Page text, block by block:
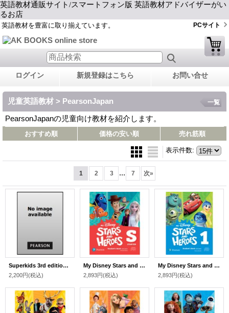
英語教材通販サイト/スマートフォン版 英語教材アドバイザーがい
るお店
英語教材を豊富に取り揃えています。 PCサイト
ログイン 新規登録はこちら お問い合せ
児童英語教材 > PearsonJapan
PearsonJapanの児童向け教材を紹介します。
一覧
おすすめ順 価格の安い順 売れ筋順
表示件数:
1 2 3 ... 7 次»
Superkids 3rd edition Level 4 Activity Book
2,200円(税込)
My Disney Stars and Heroes Level Starter Student's Book with eBook
2,893円(税込)
My Disney Stars and Heroes Level 1 Student's Book with eBook
2,893円(税込)